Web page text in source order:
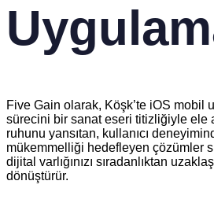
Five Gain olarak, Köşk’te iOS mobil
sürecini bir sanat eseri titizliğiyle ele
ruhunu yansıtan, kullanıcı
mükemmelliği hedefleyen çözümler
dijital varlığınızı sıradanlıktan
dönüştürür.